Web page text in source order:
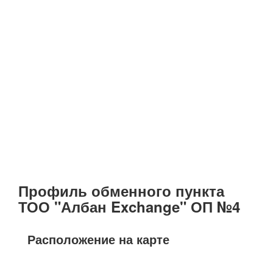
Профиль обменного пункта
ТОО "Албан Exchange" ОП №4
Расположение на карте